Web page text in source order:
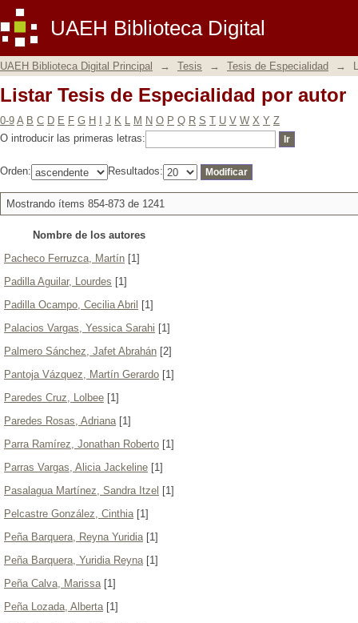
UAEH Biblioteca Digital
Listar Tesis de Especialidad por autor
UAEH Biblioteca Digital Principal → Tesis → Tesis de Especialidad →
Listar Tesis de Especialidad por autor
0-9 A B C D E F G H J K L M N O P Q R S T U V W X Y Z
O introducir las primeras letras:
Orden: Resultados:
Mostrando ítems 854-873 de 1241
Nombre de los autores
Pacheco Ferruzca, Martín [1]
Padilla Aguilar, Lourdes [1]
Padilla Ocampo, Cecilia Abril
[1]
Palacios Vargas, Yessica Sarahi [1]
Palmero Sánchez, Jafet Abrahán [2]
Pantoja Vázquez, Martín Gerardo [1]
Paredes Cruz, Lolbee [1]
Paredes Rosas, Adriana[1]
Parra Ramírez, Jonathan Roberto [1]
Parras Vargas, Alicia Jackeline [1]
Pasalagua Martínez, Sandra Itzel [1]
Pelcastre González, Cinthia[1]
Peña Barquera, Reyna Yuridia[1]
Peña Barquera, Yuridia Reyna[1]
Peña Calva, Marissa[1]
Peña Lozada, Alberta[1]